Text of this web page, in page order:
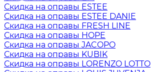
Скидка на оправы ESTEE
Скидка на оправы ESTEE DANIE
Скидка на оправы FRESH LINE
Скидка на оправы HOPE
Скидка на оправы JACOPO
Скидка на оправы KUBIK
Скидка на оправы LORENZO LOTTO